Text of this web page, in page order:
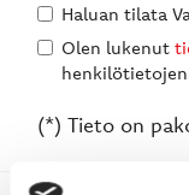
Haluan tilata
Olen lukenut
(*) Tieto on